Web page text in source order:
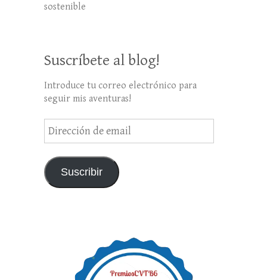
sostenible
Suscríbete al blog!
Introduce tu correo electrónico para
seguir mis aventuras!
Dirección
de
Suscribir